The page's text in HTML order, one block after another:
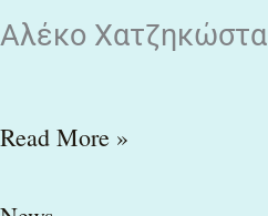
Αλέκο Χατζηκώστα
Read More »